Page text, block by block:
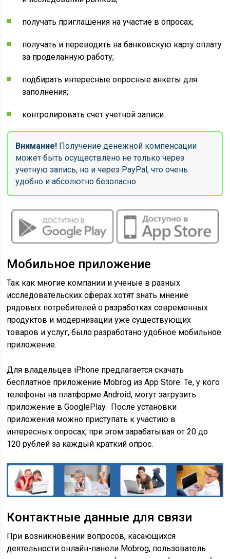
получать приглашения на участие в опросах;
получать и переводить на банковскую карту оплату
за проделанную работу;
подбирать интересные опросные анкеты для
заполнения;
контролировать счет учетной записи.
Внимание! Получение денежной компенсации
может быть осуществлено не только через
учетную запись, но и через PayPal, что очень
удобно и абсолютно безопасно.
Мобильное приложение
Так как многие компании и ученые в разных
исследовательских сферах хотят знать мнение
рядовых потребителей о разработках современных
продуктов и модернизации уже существующих
товаров и услуг, было разработано удобное мобильное
приложение.
Для владельцев iPhone предлагается скачать
бесплатное приложение Mobrog из App Store. Те, у кого
телефоны на платформе Android, могут загрузить
приложение в GooglePlay. После установки
приложения можно приступать к участию в
интересных опросах, при этом зарабатывая от 20 до
120 рублей за каждый краткий опрос.
Контактные данные для связи
При возникновении вопросов, касающихся
деятельности онлайн-панели Mobrog, пользователь